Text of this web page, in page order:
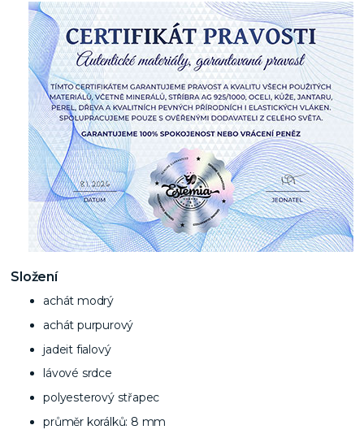
Složení
achát modrý
achát purpurový
jadeit fialový
lávové srdce
polyesterový střapec
průměr korálků: 8 mm